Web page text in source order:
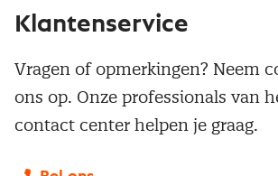
Klantenservice
Vragen of opmerkingen? Neem
ons op. Onze professionals van
contact center helpen je graag.